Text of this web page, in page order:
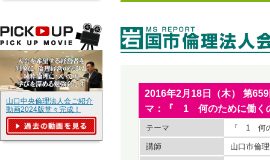
2016年2月18日（木）
マ：『 1 何のために働く
テーマ 『 1 何
講師 山口市倫
山口中央倫理法人会ご紹介
動画2024版堂々完成！